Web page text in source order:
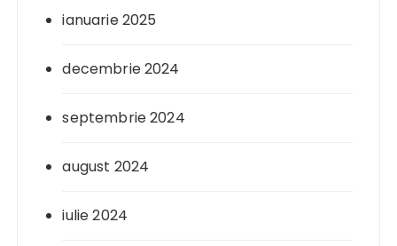
ianuarie 2025
decembrie 2024
septembrie 2024
august 2024
iulie 2024